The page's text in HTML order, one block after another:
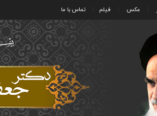
عکس فیلم تماس با ما